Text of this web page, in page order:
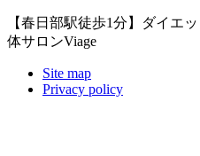
【春日部駅徒歩1分】ダイエ
体サロンViage
Site map
Privacy policy